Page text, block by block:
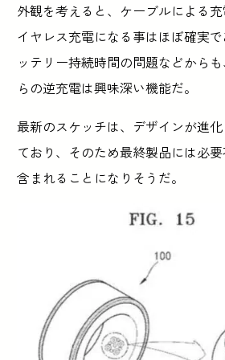
外観を考えると、ケーブルによる
イヤレス充電になる事はほぼ確実
ッテリー持続時間の問題などから
らの逆充電は興味深い機能だ。
最新のスケッチは、デザインが進
ており、そのため最終製品には必
含まれることになりそうだ。